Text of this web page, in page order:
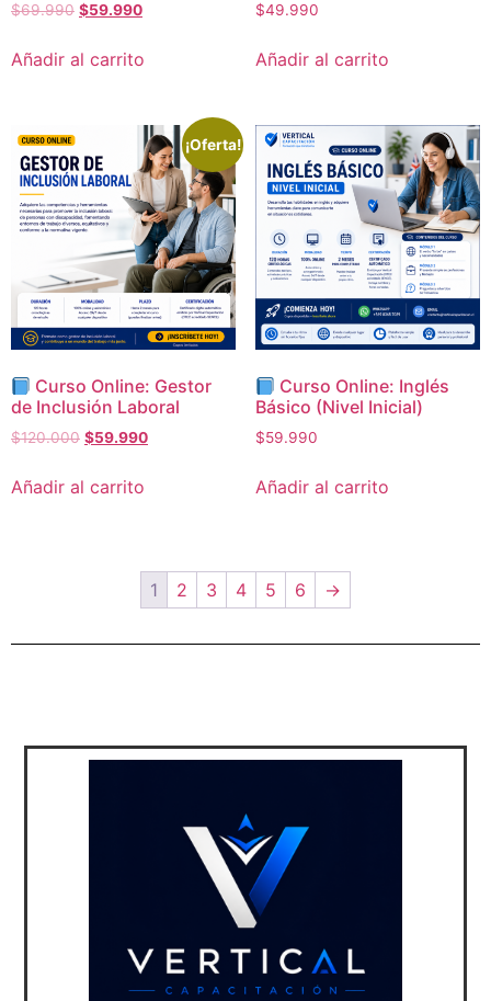
$69.990 $59.990
Añadir al carrito
$49.990
Añadir al carrito
¡Oferta!
Curso Online: Gestor
de Inclusión Laboral
$120.000 $59.990
Añadir al carrito
Curso Online: Inglés
Básico (Nivel Inicial)
$59.990
Añadir al carrito
1 2 3 4 5 6 →